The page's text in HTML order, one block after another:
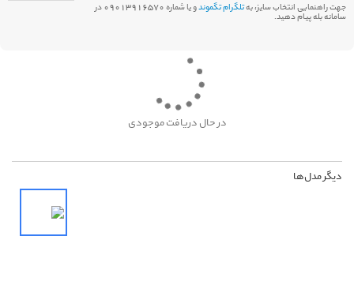
جهت راهنمایی انتخاب سایز، بهتلگرام تگموند و یا شماره 09013916570 در
سامانه بله پیام دهید.
در حال دریافت موجودی
دیگر مدل‌ها